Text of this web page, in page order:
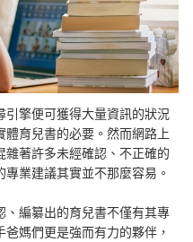
引擎便可獲得大量資訊的狀況
育兒書的必要。然而網路上
著許多未經確認、不正確的
業建議其實並不那麼容易。
、編纂出的育兒書不僅有其專
媽們更是強而有力的夥伴，